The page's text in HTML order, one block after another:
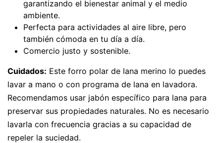
garantizando el bienestar animal y el medio
ambiente.
Perfecta para actividades al aire libre, pero
también cómoda en tu día a día.
Comercio justo y sostenible.
Cuidados: Este forro polar de lana merino lo puedes
lavar a mano o con programa de lana en lavadora.
Recomendamos usar jabón específico para lana para
preservar sus propiedades naturales. No es necesario
lavarla con frecuencia gracias a su capacidad de
repeler la suciedad.